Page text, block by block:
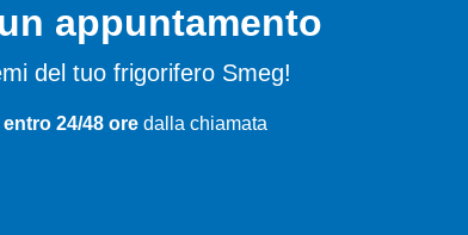
appuntamento
del tuo frigorifero Smeg!
24/48 ore dalla chiamata